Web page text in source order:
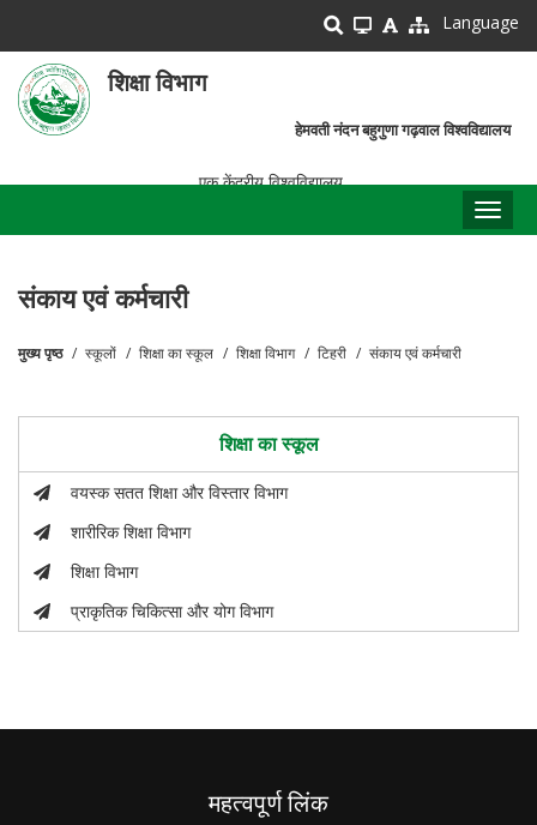
main
content
Language
शिक्षा विभाग
हेमवती नंदन बहुगुणा गढ़वाल विश्वविद्यालय
एक केंद्रीय विश्वविद्यालय
संकाय एवं कर्मचारी
मुख्य पृष्ठ स्कूलों शिक्षा का स्कूल शिक्षा विभाग टिहरी संकाय एवं कर्मचारी
शिक्षा का स्कूल
वयस्क सतत शिक्षा और विस्तार विभाग
शारीरिक शिक्षा विभाग
शिक्षा विभाग
प्राकृतिक चिकित्सा और योग विभाग
महत्वपूर्ण लिंक